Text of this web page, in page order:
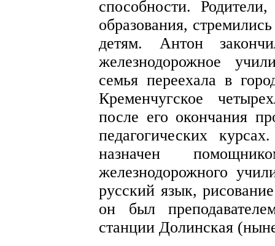
способности.
образования,
детям. Антон
железнодорожное
семья переехала в
Кременчугское
после его окончания
педагогических
назначен
железнодорожного
русский язык,
он был
станции Долинская